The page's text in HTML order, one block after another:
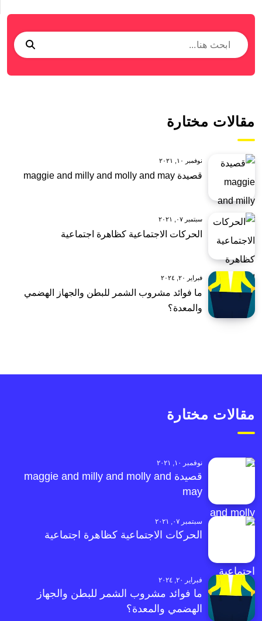
مقالات مختارة
نوفمبر ١٠, ٢٠٢١
قصيدة maggie and milly and molly and may
سبتمبر ٠٧, ٢٠٢١
الحركات الاجتماعية كظاهرة اجتماعية
فبراير ٢٠, ٢٠٢٤
ما فوائد مشروب الشمر للبطن والجهاز الهضمي
والمعدة؟
مقالات مختارة
نوفمبر ١٠, ٢٠٢١
قصيدة maggie and milly and molly and
may
سبتمبر ٠٧, ٢٠٢١
الحركات الاجتماعية كظاهرة اجتماعية
فبراير ٢٠, ٢٠٢٤
ما فوائد مشروب الشمر للبطن والجهاز
الهضمي والمعدة؟